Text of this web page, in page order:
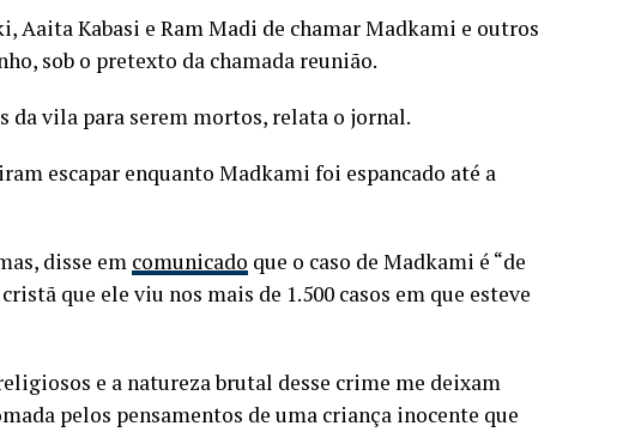
Aaita Kabasi e Ram Madi de chamar Madkami e outros
sob o pretexto da chamada reunião.
da vila para serem mortos, relata o jornal.
escapar enquanto Madkami foi espancado até a
disse em comunicado que o caso de Madkami é “de
que ele viu nos mais de 1.500 casos em que esteve
e a natureza brutal desse crime me deixam
pelos pensamentos de uma criança inocente que